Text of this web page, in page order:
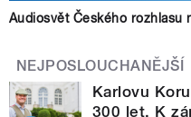
Audiosvět Českého rozhlasu
NEJPOSLOUCHANĚJŠÍ
Karlovu
300 let. K